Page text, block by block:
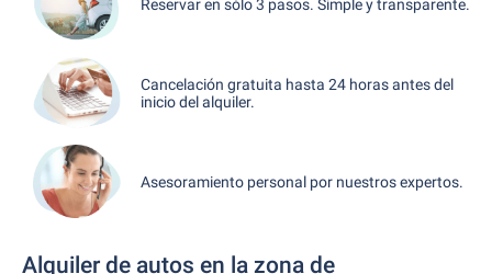
Reservar en sólo 3 pasos. Simple y transparente.
Cancelación gratuita hasta 24 horas antes del
inicio del alquiler.
Asesoramiento personal por nuestros expertos.
Alquiler de autos en la zona de